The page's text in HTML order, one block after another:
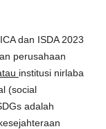
dan ISDA 2023
perusahaan
institusi nirlaba
(social
adalah